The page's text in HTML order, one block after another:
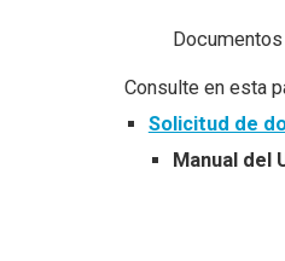
Consulte en esta
Solicitud de
Manual del